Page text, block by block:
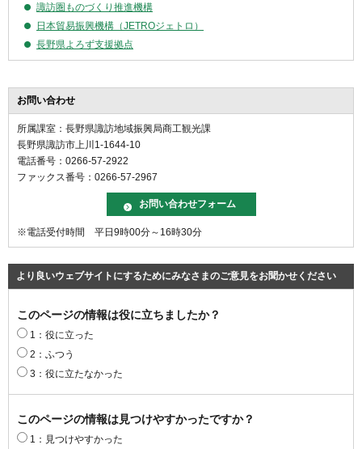
諏訪圏ものづくり推進機構
日本貿易振興機構（JETROジェトロ）
長野県よろず支援拠点
お問い合わせ
所属課室：長野県諏訪地域振興局商工観光課
長野県諏訪市上川1-1644-10
電話番号：0266-57-2922
ファックス番号：0266-57-2967
※電話受付時間 平日9時00分～16時30分
より良いウェブサイトにするためにみなさまのご意見をお聞かせください
このページの情報は役に立ちましたか？
1：役に立った
2：ふつう
3：役に立たなかった
このページの情報は見つけやすかったですか？
1：見つけやすかった